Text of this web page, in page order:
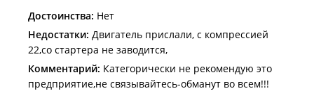
Достоинства: Нет
Недостатки: Двигатель прислали, с компрессией
22,со стартера не заводится,
Комментарий: Категорически не рекомендую это
предприятие,не связывайтесь-обманут во всем!!!